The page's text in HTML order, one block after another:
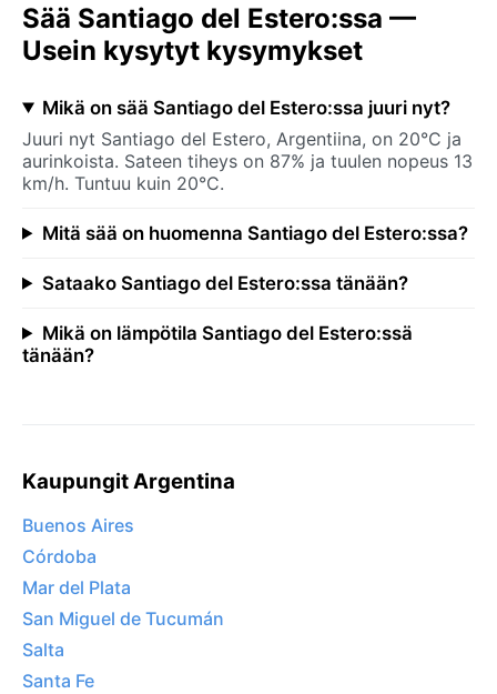
Sää Santiago del Estero:ssa —
Usein kysytyt kysymykset
Mikä on sää Santiago del Estero:ssa juuri nyt?
Juuri nyt Santiago del Estero, Argentiina, on 20°C ja
aurinkoista. Sateen tiheys on 87% ja tuulen nopeus 13
km/h. Tuntuu kuin 20°C.
Mitä sää on huomenna Santiago del Estero:ssa?
Sataako Santiago del Estero:ssa tänään?
Mikä on lämpötila Santiago del Estero:ssä
tänään?
Kaupungit Argentina
Buenos Aires
Córdoba
Mar del Plata
San Miguel de Tucumán
Salta
Santa Fe